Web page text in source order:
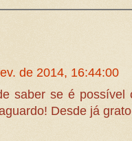
de 2014, 16:44:00
saber se é possível
Desde já